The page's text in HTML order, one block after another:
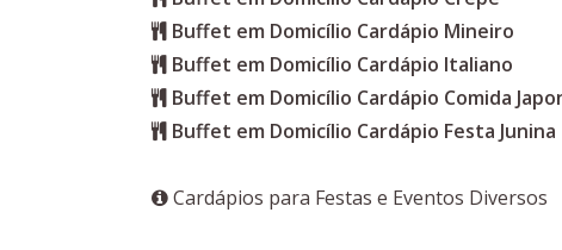
Buffet em Domicílio Cardápio Mineiro
Buffet em Domicílio Cardápio Italiano
Buffet em Domicílio Cardápio Comida
Buffet em Domicílio Cardápio Festa Junina
Cardápios para Festas e Eventos Diversos